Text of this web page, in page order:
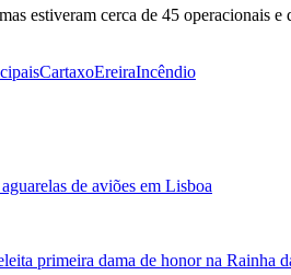
estiveram cerca de 45 operacionais
CartaxoEreiraIncêndio
de aviões em Lisboa
primeira dama de honor na Rainha